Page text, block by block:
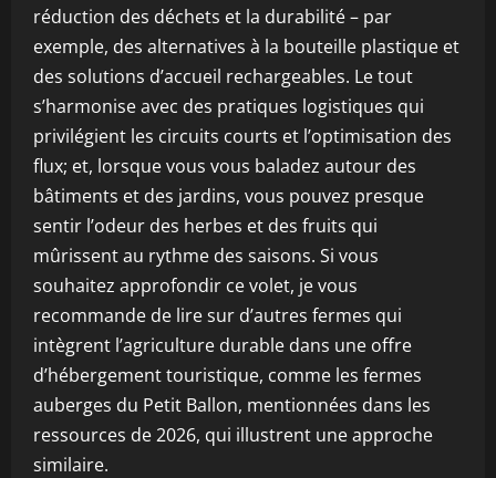
réduction des déchets et la durabilité – par
exemple, des alternatives à la bouteille plastique et
des solutions d’accueil rechargeables. Le tout
s’harmonise avec des pratiques logistiques qui
privilégient les circuits courts et l’optimisation des
flux; et, lorsque vous vous baladez autour des
bâtiments et des jardins, vous pouvez presque
sentir l’odeur des herbes et des fruits qui
mûrissent au rythme des saisons. Si vous
souhaitez approfondir ce volet, je vous
recommande de lire sur d’autres fermes qui
intègrent l’agriculture durable dans une offre
d’hébergement touristique, comme les fermes
auberges du Petit Ballon, mentionnées dans les
ressources de 2026, qui illustrent une approche
similaire.